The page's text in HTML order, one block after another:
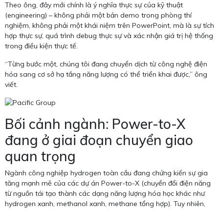
Theo ông, đây mới chính là ý nghĩa thực sự của kỹ thuật
(engineering) – không phải một bản demo trong phòng thí
nghiệm, không phải một khái niệm trên PowerPoint, mà là sự tích
hợp thực sự, quá trình debug thực sự và xác nhận giá trị hệ thống
trong điều kiện thực tế.
“Từng bước một, chúng tôi đang chuyển dịch từ công nghệ điện
hóa sang cơ sở hạ tầng năng lượng có thể triển khai được,” ông
viết.
Bối cảnh ngành: Power-to-X
đang ở giai đoạn chuyển giao
quan trọng
Ngành công nghiệp hydrogen toàn cầu đang chứng kiến sự gia
tăng mạnh mẽ của các dự án Power-to-X (chuyển đổi điện năng
từ nguồn tái tạo thành các dạng năng lượng hóa học khác như
hydrogen xanh, methanol xanh, methane tổng hợp). Tuy nhiên,